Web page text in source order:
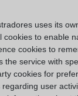
de 09:00 a
a viernes de
de diciembre
uses its
cookies to enable
cookies to
the service with
cookies for
user